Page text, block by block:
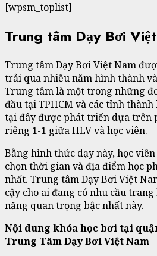
[wpsm_toplist]
Trung tâm Dạy Bơi
Trung tâm Dạy Bơi Việt Nam
trải qua nhiều năm hình thành
Trung tâm là một trong những
đầu tại TPHCM và các tỉnh thành
tại đây được phát triển dựa trên
riêng 1-1 giữa HLV và học viên.
Bằng hình thức dạy này, học
chọn thời gian và địa điểm học
nhất. Trung tâm Dạy Bơi Việt
cậy cho ai đang có nhu cầu
năng quan trọng bậc nhất này.
Nội dung khóa học bơi tại
Trung Tâm Dạy Bơi Việt Nam